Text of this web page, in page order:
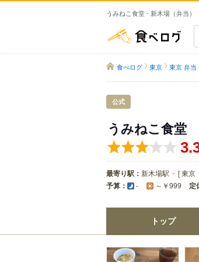
うみねこ食堂 - 新木場（弁当）
食
食べログ 東京 東京 弁当
公式
うみねこ食堂
最寄り駅： 新木場駅 [東京
予算： - ～￥999 定
トップ